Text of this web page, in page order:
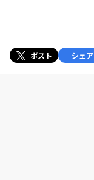
ポスト シェア